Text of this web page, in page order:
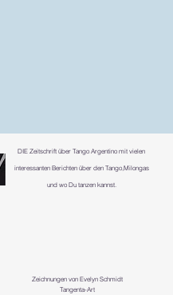
DIE Zeitschrift über Tango Argentino mit vielen
interessanten Berichten über den Tango,Milongas
und wo Du tanzen kannst.
Zeichnungen von Evelyn Schmidt
Tangenta-Art